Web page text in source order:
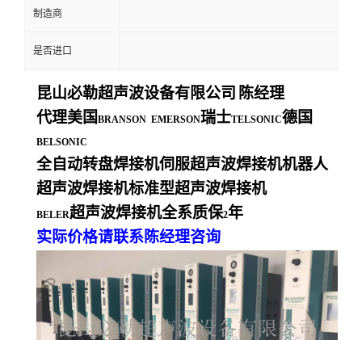
制造商
是否进口
昆山必勒超声波设备有限公司 陈经理
代理美国 BRANSON EMERSON瑞士TELSONIC德国
BELSONIC
全自动转盘焊接机伺服超声波焊接机机器人
超声波焊接机标准型超声波焊接机
BELER超声波焊接机全系质保2年
实际价格请联系陈经理咨询